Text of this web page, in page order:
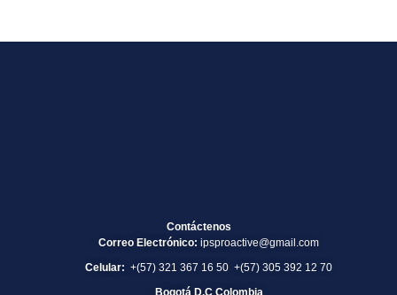
Contáctenos
Correo Electrónico: ipsproactive@gmail.com
Celular: +(57) 321 367 16 50 +(57) 305 392 12 70
Bogotá D.C Colombia